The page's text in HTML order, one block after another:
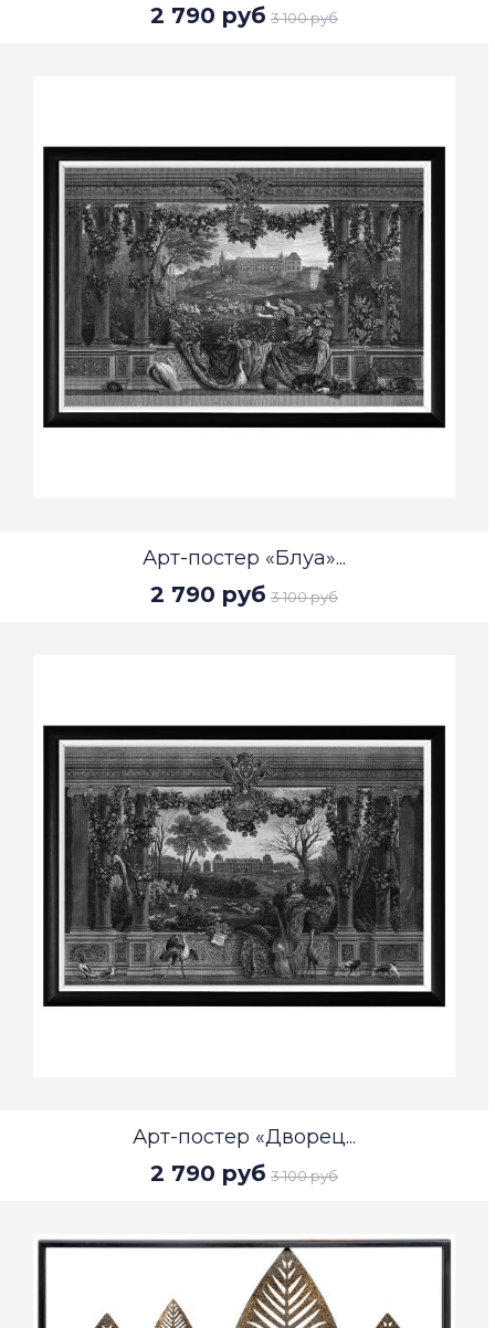
2 790 руб 3 100 руб
Арт-постер «Блуа»...
2 790 руб 3 100 руб
Арт-постер «Дворец...
2 790 руб 3 100 руб